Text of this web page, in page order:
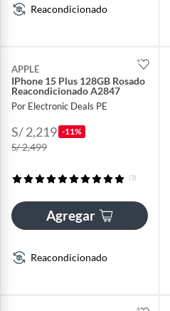
Reacondicionado
APPLE
IPhone 15 Plus 128GB Rosado
Reacondicionado A2847
Por Electronic Deals PE
S/ 2,219 -11%
S/ 2,499
(3)
Agregar
Reacondicionado